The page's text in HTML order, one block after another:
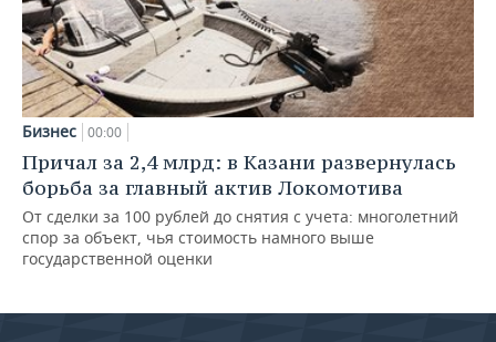
Бизнес 00:00
Причал за 2,4 млрд: в Казани развернулась
борьба за главный актив Локомотива
От сделки за 100 рублей до снятия с учета: многолетний
спор за объект, чья стоимость намного выше
государственной оценки